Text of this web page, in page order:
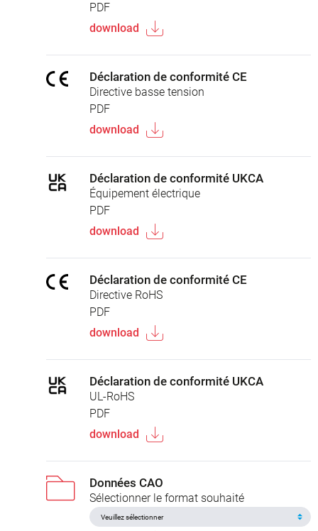
PDF
download
Déclaration de conformité CE
Directive basse tension
PDF
download
Déclaration de conformité UKCA
Équipement électrique
PDF
download
Déclaration de conformité CE
Directive RoHS
PDF
download
Déclaration de conformité UKCA
UL-RoHS
PDF
download
Données CAO
Sélectionner le format souhaité